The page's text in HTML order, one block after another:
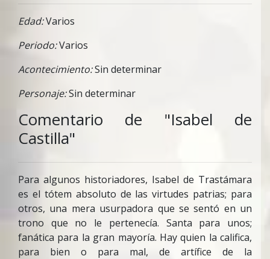
Edad:Varios
Periodo:Varios
Acontecimiento:Sin determinar
Personaje:Sin determinar
Comentario de "Isabel de
Castilla"
Para algunos historiadores, Isabel de Trastámara
es el tótem absoluto de las virtudes patrias; para
otros, una mera usurpadora que se sentó en un
trono que no le pertenecía. Santa para unos;
fanática para la gran mayoría. Hay quien la califica,
para bien o para mal, de artífice de la